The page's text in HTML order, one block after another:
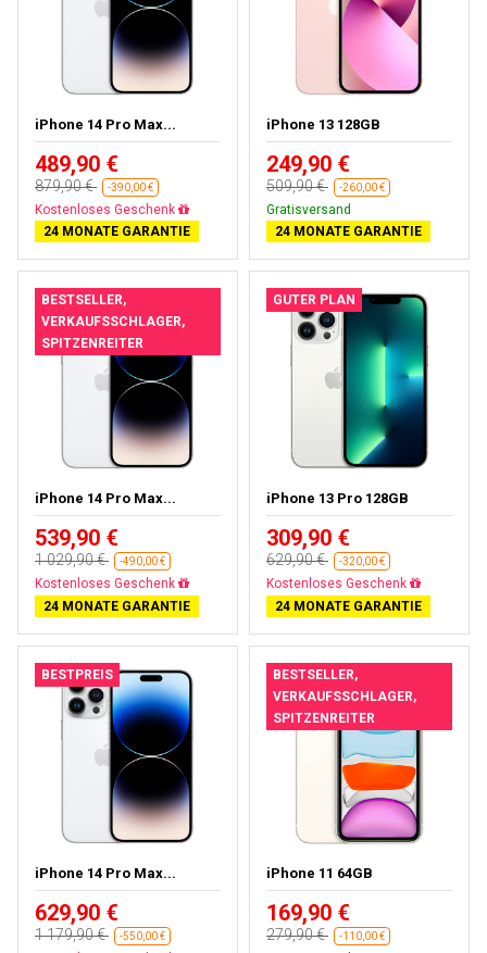
iPhone 14 Pro Max...
489,90 €
879,90 € -390,00 €
Gratisversand
24 MONATE GARANTIE
iPhone 13 128GB
249,90 €
509,90 € -260,00 €
Gratisversand
24 MONATE GARANTIE
BESTSELLER,
VERKAUFSSCHLAGER,
SPITZENREITER
iPhone 14 Pro Max...
539,90 €
1 029,90 € -490,00 €
Gratisversand
24 MONATE GARANTIE
GUTER PLAN
iPhone 13 Pro 128GB
309,90 €
629,90 € -320,00 €
Gratisversand
24 MONATE GARANTIE
BESTPREIS
iPhone 14 Pro Max...
629,90 €
1 179,90 € -550,00 €
BESTSELLER,
VERKAUFSSCHLAGER,
SPITZENREITER
iPhone 11 64GB
169,90 €
279,90 € -110,00 €